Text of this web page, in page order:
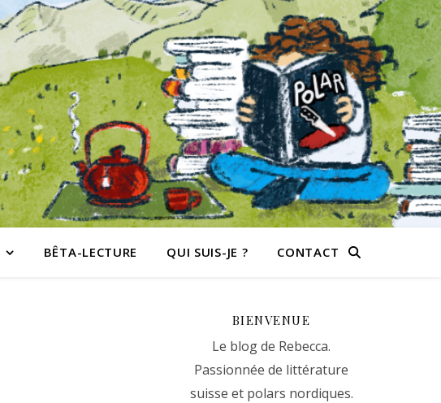
BÊTA-LECTURE QUI SUIS-JE ? CONTACT
BIENVENUE
Le blog de Rebecca.
Passionnée de littérature
suisse et polars nordiques.